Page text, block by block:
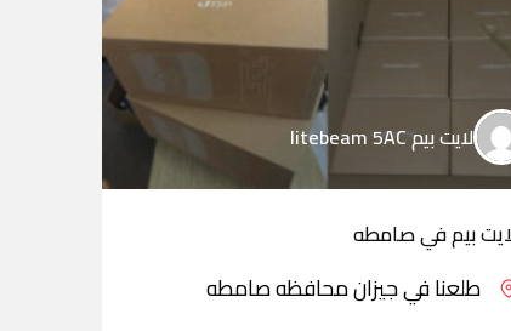
لايت بيم litebeam 5AC
بيم في صامطه
طلعنا في جيزان محافظه صامطه